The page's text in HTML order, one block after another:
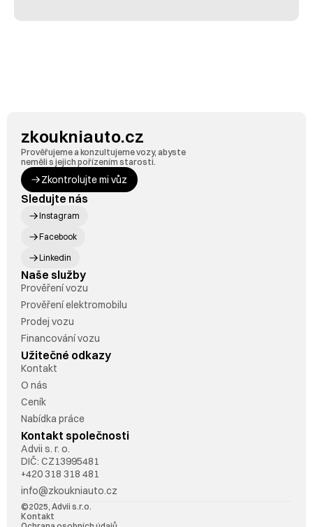
zkoukniauto.cz
Prověřujeme a konzultujeme vozy, abyste
neměli s jejich pořízením starosti.
Zkontrolujte mi vůz
Sledujte nás
Instagram
Facebook
Linkedin
Naše služby
Prověření vozu
Prověření elektromobilu
Prodej vozu
Financování vozu
Užitečné odkazy
Kontakt
O nás
Ceník
Nabídka práce
Kontakt společnosti
Advii s. r. o.
DIČ: CZ13995481
+420 318 318 481
info@zkoukniauto.cz
©2025, Advii s.r.o.
Kontakt